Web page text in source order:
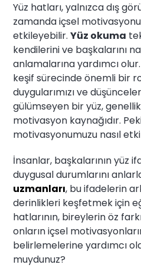
Yüz hatları, yalnızca dış
zamanda içsel
etkileyebilir.Yüz okuma
kendilerini ve başkalarını
anlamalarına yardımcı
keşif sürecinde önemli bir
duygularımızı ve
gülümseyen bir yüz,
motivasyon kaynağıdır.
motivasyonumuzu nasıl
İnsanlar, başkalarının yüz
duygusal durumlarını
uzmanları, bu ifadelerin
derinlikleri keşfetmek için
hatlarının, bireylerin öz
onların içsel
belirlemelerine yardımcı
muydunuz?